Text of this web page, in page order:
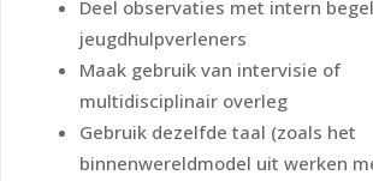
Deel observaties met intern
jeugdhulpverleners
Maak gebruik van intervisie of
multidisciplinair overleg
Gebruik dezelfde taal (zoals het
binnenwereldmodel uit werken